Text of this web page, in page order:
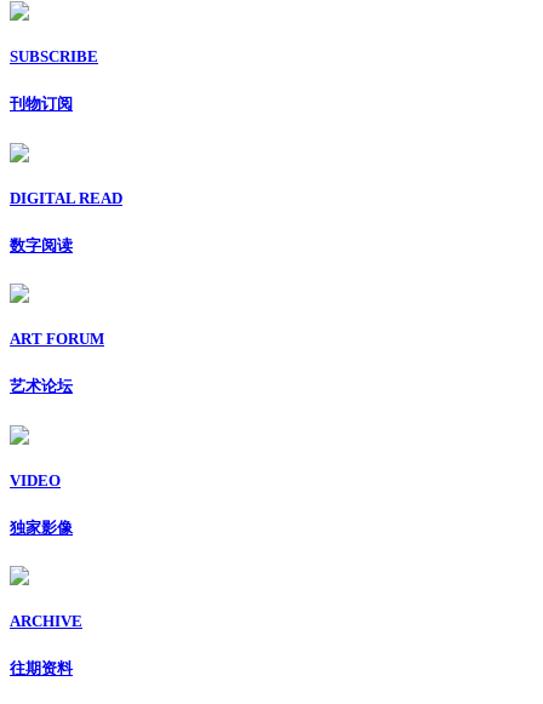
SUBSCRIBE
刊物订阅
DIGITAL READ
数字阅读
ART FORUM
艺术论坛
VIDEO
独家影像
ARCHIVE
往期资料